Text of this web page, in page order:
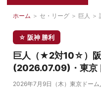
ホーム ＞ セ・リーグ ＞ 巨人 ＞
☆ 阪神 勝利
巨人（★2対10☆）阪
(2026.07.09)・東京
2026年7月9日（木） 東京ドーム